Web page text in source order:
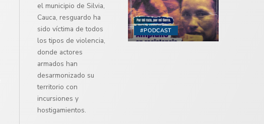
#PODCAST
el municipio de Silvia,
Cauca, resguardo ha
sido víctima de todos
los tipos de violencia,
donde actores
armados han
desarmonizado su
territorio con
incursiones y
hostigamientos.